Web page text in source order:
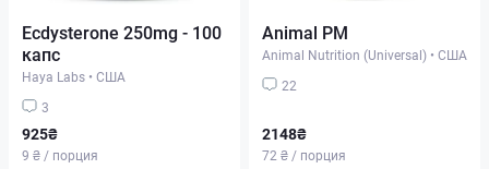
Ecdysterone 250mg - 100
капс
Haya Labs • США
3
925₴
9 ₴ / порция
Animal PM
Animal Nutrition (Universal) • США
22
2148₴
72 ₴ / порция